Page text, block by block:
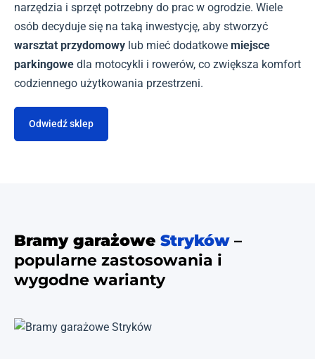
narzędzia i sprzęt potrzebny do prac w ogrodzie. Wiele
osób decyduje się na taką inwestycję, aby stworzyć
warsztat przydomowy lub mieć dodatkowe miejsce
parkingowe dla motocykli i rowerów, co zwiększa komfort
codziennego użytkowania przestrzeni.
Odwiedź sklep
Bramy garażowe Stryków –
popularne zastosowania i
wygodne warianty